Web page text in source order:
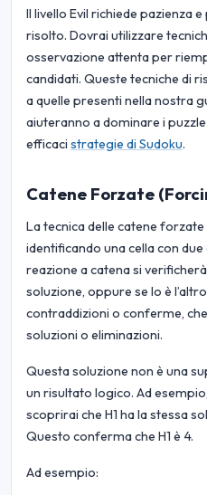
Il livello Evil richiede pazienza
risolto. Dovrai utilizzare
osservazione attenta per
candidati. Queste tecniche di
a quelle presenti nella nostra
aiuteranno a dominare i
efficaci strategie di Sudoku.
Catene Forzate
La tecnica delle catene
identificando una cella con
reazione a catena si
soluzione, oppure se lo è
contraddizioni o conferme,
soluzioni o eliminazioni.
Questa soluzione non è una
un risultato logico. Ad
scoprirai che H1 ha la stessa
Questo conferma che H1 è 4.
Ad esempio: